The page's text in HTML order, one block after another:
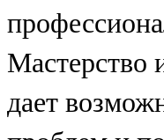
Мастерство
дает